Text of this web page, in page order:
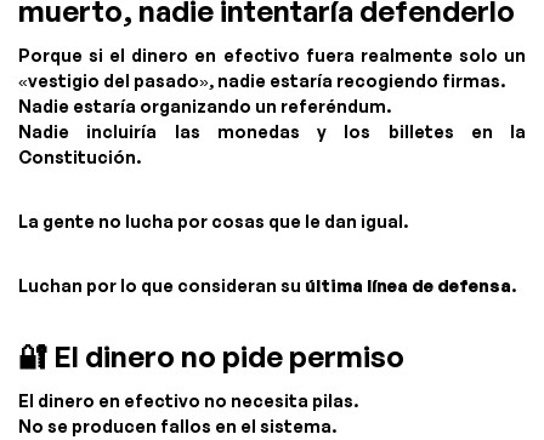
muerto, nadie intentaría defenderlo
Porque si el dinero en efectivo fuera realmente solo un
«vestigio del pasado», nadie estaría recogiendo firmas.
Nadie estaría organizando un referéndum.
Nadie incluiría las monedas y los billetes en la
Constitución.
La gente no lucha por cosas que le dan igual.
Luchan por lo que consideran su última línea de defensa.
🔐 El dinero no pide permiso
El dinero en efectivo no necesita pilas.
No se producen fallos en el sistema.